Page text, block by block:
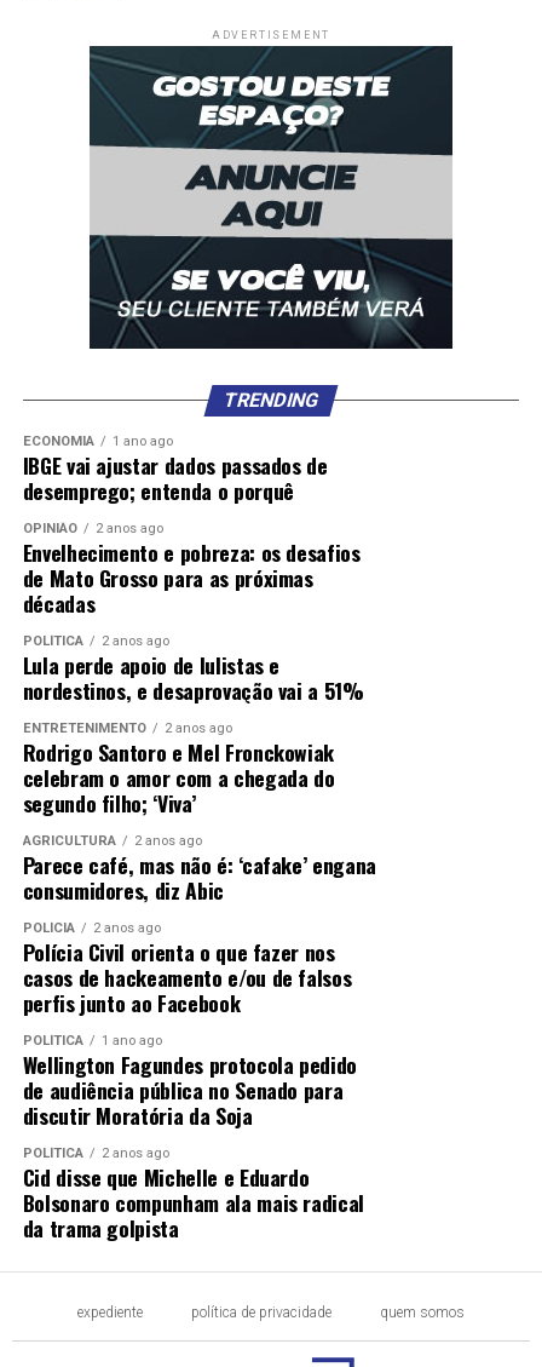
ADVERTISEMENT
TRENDING
ECONOMIA 1 ano ago
IBGE vai ajustar dados passados de
desemprego; entenda o porquê
OPINIÃO 2 anos ago
Envelhecimento e pobreza: os desafios
de Mato Grosso para as próximas
décadas
POLÍTICA 2 anos ago
Lula perde apoio de lulistas e
nordestinos, e desaprovação vai a 51%
ENTRETENIMENTO 2 anos ago
Rodrigo Santoro e Mel Fronckowiak
celebram o amor com a chegada do
segundo filho; ‘Viva’
AGRICULTURA 2 anos ago
Parece café, mas não é: ‘cafake’ engana
consumidores, diz Abic
POLÍCIA 2 anos ago
Polícia Civil orienta o que fazer nos
casos de hackeamento e/ou de falsos
perfis junto ao Facebook
POLÍTICA 1 ano ago
Wellington Fagundes protocola pedido
de audiência pública no Senado para
discutir Moratória da Soja
POLÍTICA 2 anos ago
Cid disse que Michelle e Eduardo
Bolsonaro compunham ala mais radical
da trama golpista
expediente política de privacidade quem somos